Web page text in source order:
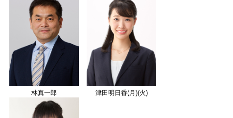
林真一郎 津田明日香(月)(火)